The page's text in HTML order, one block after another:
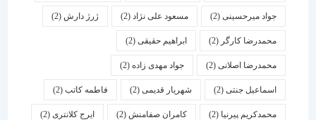
جواد میرحسینی(2) مسعود علی نژاد(2) ژرژ دارش (2)
محمدرضا کارگر(2) ابراهیم حقیقی(2)
محمدرضا اصلانی(2) جواد مهدی زاده(2)
اسماعیل جنتی(2) شهریار قدیمی(2) فاطمه کاتب(2)
محمدکریم پیرنیا (2) کامران صفامنش(2) ایرج کلانتری (2)